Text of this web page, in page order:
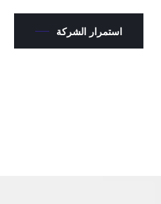
استمرار الشركة